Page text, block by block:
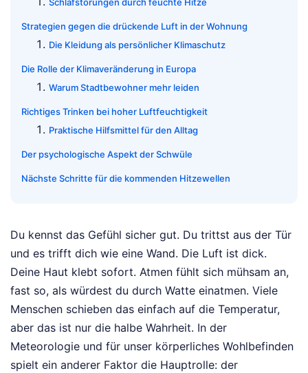
Schlafstörungen durch feuchte Hitze
Strategien gegen die drückende Luft in der Wohnung
Die Kleidung als persönlicher Klimaschutz
Die Rolle der Klimaveränderung in Europa
Warum Stadtbewohner mehr leiden
Richtiges Trinken bei hoher Luftfeuchtigkeit
Praktische Hilfsmittel für den Alltag
Der psychologische Aspekt der Schwüle
Nächste Schritte für die kommenden Hitzewellen
Du kennst das Gefühl sicher gut. Du trittst aus der Tür
und es trifft dich wie eine Wand. Die Luft ist dick.
Deine Haut klebt sofort. Atmen fühlt sich mühsam an,
fast so, als würdest du durch Watte einatmen. Viele
Menschen schieben das einfach auf die Temperatur,
aber das ist nur die halbe Wahrheit. In der
Meteorologie und für unser körperliches Wohlbefinden
spielt ein anderer Faktor die Hauptrolle: der